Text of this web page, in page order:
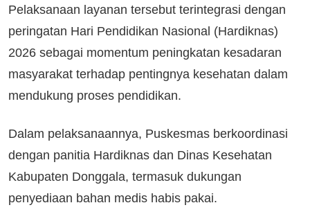
Pelaksanaan layanan tersebut terintegrasi dengan
peringatan Hari Pendidikan Nasional (Hardiknas)
2026 sebagai momentum peningkatan kesadaran
masyarakat terhadap pentingnya kesehatan dalam
mendukung proses pendidikan.
Dalam pelaksanaannya, Puskesmas berkoordinasi
dengan panitia Hardiknas dan Dinas Kesehatan
Kabupaten Donggala, termasuk dukungan
penyediaan bahan medis habis pakai.